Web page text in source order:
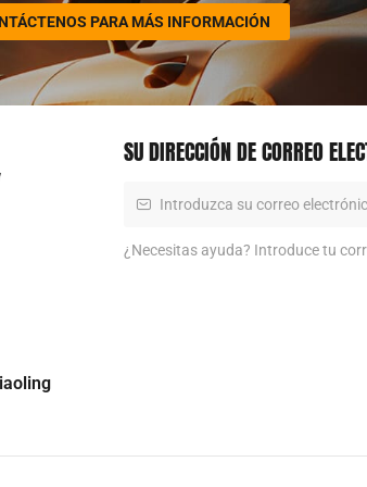
PARA MÁS INFORMACIÓN
SU DIRECCIÓN DE CORREO
¿Necesitas ayuda? Introduce tu